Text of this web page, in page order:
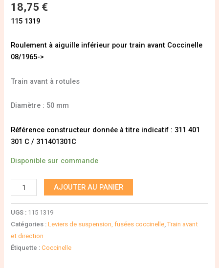
18,75 €
115 1319
Roulement à aiguille inférieur pour train avant Coccinelle
08/1965->
Train avant à rotules
Diamètre : 50 mm
Référence constructeur donnée à titre indicatif : 311 401
301 C / 311401301C
Disponible sur commande
AJOUTER AU PANIER
UGS : 115 1319
Catégories :Leviers de suspension, fusées coccinelle,Train avant
et direction
Étiquette :Coccinelle